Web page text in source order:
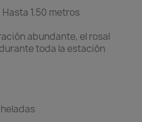
Hasta 1.50 metros
abundante, el rosal
toda la estación